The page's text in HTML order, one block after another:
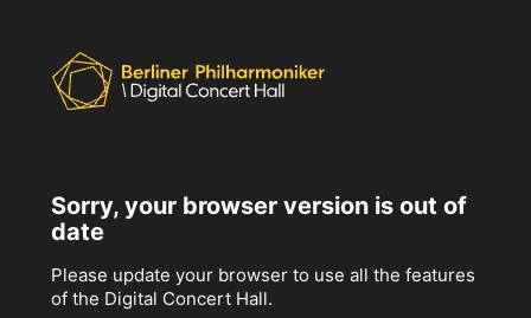
Sorry, your browser version is out of
date
Please update your browser to use all the features
of the Digital Concert Hall.